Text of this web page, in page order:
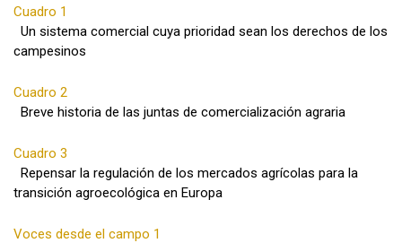
Cuadro 1
Un sistema comercial cuya prioridad sean los derechos de los
campesinos
Cuadro 2
Breve historia de las juntas de comercialización agraria
Cuadro 3
Repensar la regulación de los mercados agrícolas para la
transición agroecológica en Europa
Voces desde el campo 1